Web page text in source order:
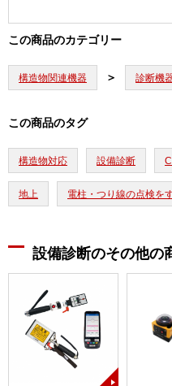
この商品のカテゴリー
構造物関連機器 診断機
この商品のタグ
構造物対応 設備診断
地上 電柱・つり線の点検を
設備診断のその他の